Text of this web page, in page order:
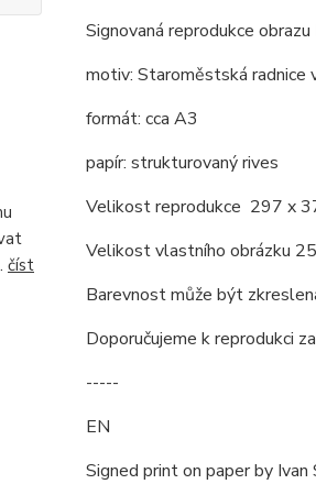
číst
Signovaná reprodukce
motiv: Staroměstská radnice
formát: cca A3
papír: strukturovaný rives
Velikost reprodukce 297 x
Velikost vlastního obrázku
Barevnost může být
Doporučujeme k reprodukci
-----
EN
Signed print on paper by Ivan